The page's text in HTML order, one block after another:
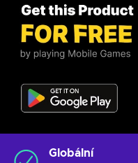
Globální